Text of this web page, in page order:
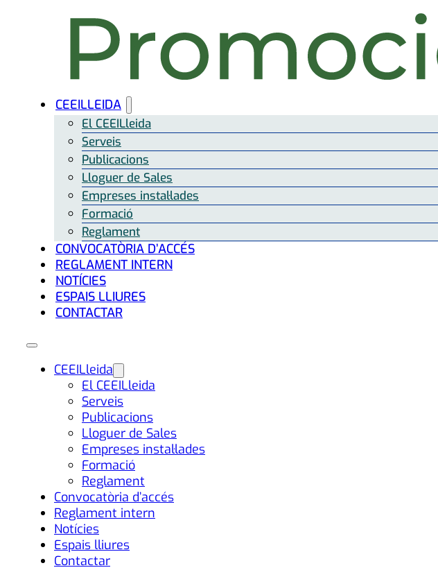
CEEILLEIDA
El CEEILleida
Serveis
Publicacions
Lloguer de Sales
Empreses instal·lades
Formació
Reglament
CONVOCATÒRIA D’ACCÉS
REGLAMENT INTERN
NOTÍCIES
ESPAIS LLIURES
CONTACTAR
CEEILleida
El CEEILleida
Serveis
Publicacions
Lloguer de Sales
Empreses instal·lades
Formació
Reglament
Convocatòria d’accés
Reglament intern
Notícies
Espais lliures
Contactar